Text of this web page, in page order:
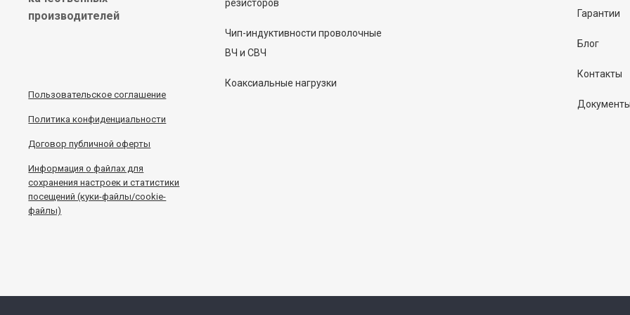
производителей
Пользовательское соглашение
Политика конфиденциальности
Договор публичной оферты
Информацияофайлах для
сохранения настроек и статистики
посещений (куки-файлы/cookie-
файлы)
резисторов
Чип-индуктивности проволочные
ВЧ и СВЧ
Коаксиальные нагрузки
Гарантии
Блог
Контакты